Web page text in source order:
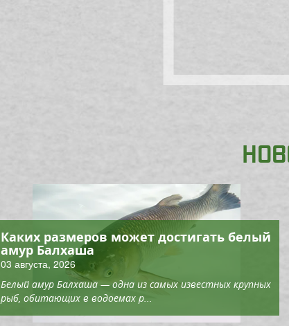
Каких размеров может достигать белый
амур Балхаша
03 августа, 2026
Белый амур Балхаша — одна из самых известных крупных
рыб, обитающих в водоемах р...